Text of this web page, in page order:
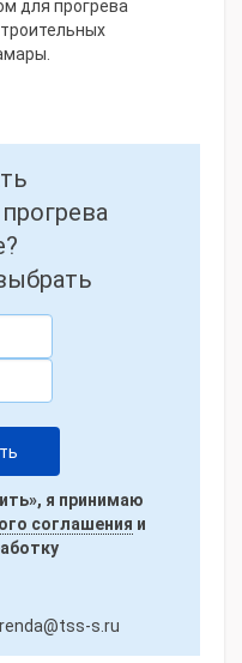
для прогрева
я принимаю
соглашения и
s.ru